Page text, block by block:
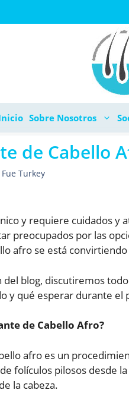
Sobre Nosotros
de Cabello
Turkey
y requiere cuidados
preocupados por las
afro se está
del blog, discutiremos
y qué esperar durante el
de Cabello Afro?
afro es un
folículos pilosos desde
la cabeza.